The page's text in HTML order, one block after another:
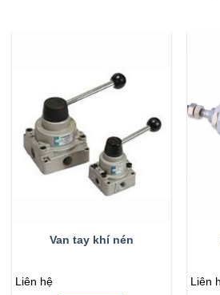
Van tay khí nén
Liên hệ Liên